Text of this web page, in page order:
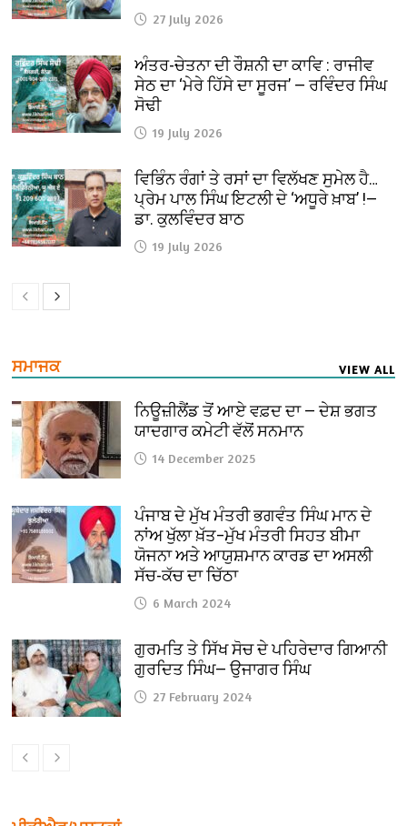
27 July 2026
ਅੰਤਰ-ਚੇਤਨਾ ਦੀ ਰੌਸ਼ਨੀ ਦਾ ਕਾਵਿ : ਰਾਜੀਵ
ਸੇਠ ਦਾ ‘ਮੇਰੇ ਹਿੱਸੇ ਦਾ ਸੂਰਜ’ — ਰਵਿੰਦਰ ਸਿੰਘ
ਸੋਢੀ
19 July 2026
ਵਿਭਿੰਨ ਰੰਗਾਂ ਤੇ ਰਸਾਂ ਦਾ ਵਿਲੱਖਣ ਸੁਮੇਲ ਹੈ…
ਪ੍ਰੇਮ ਪਾਲ ਸਿੰਘ ਇਟਲੀ ਦੇ ‘ਅਧੂਰੇ ਖ਼ਾਬ’ !—
ਡਾ. ਕੁਲਵਿੰਦਰ ਬਾਠ
19 July 2026
ਸਮਾਜਕ VIEW ALL
ਨਿਊਜ਼ੀਲੈਂਡ ਤੋਂ ਆਏ ਵਫ਼ਦ ਦਾ — ਦੇਸ਼ ਭਗਤ
ਯਾਦਗਾਰ ਕਮੇਟੀ ਵੱਲੋਂ ਸਨਮਾਨ
14 December 2025
ਪੰਜਾਬ ਦੇ ਮੁੱਖ ਮੰਤਰੀ ਭਗਵੰਤ ਸਿੰਘ ਮਾਨ ਦੇ
ਨਾਂਅ ਖੁੱਲਾ ਖ਼ੱਤ–ਮੁੱਖ ਮੰਤਰੀ ਸਿਹਤ ਬੀਮਾ
ਯੋਜਨਾ ਅਤੇ ਆਯੁਸ਼ਮਾਨ ਕਾਰਡ ਦਾ ਅਸਲੀ
ਸੱਚ-ਕੱਚ ਦਾ ਚਿੱਠਾ
6 March 2024
ਗੁਰਮਤਿ ਤੇ ਸਿੱਖ ਸੋਚ ਦੇ ਪਹਿਰੇਦਾਰ ਗਿਆਨੀ
ਗੁਰਦਿਤ ਸਿੰਘ— ਉਜਾਗਰ ਸਿੰਘ
27 February 2024